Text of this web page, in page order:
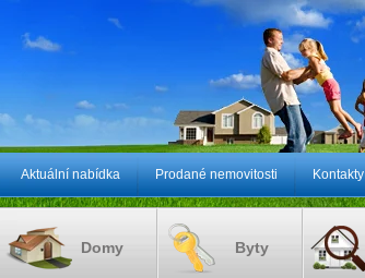
Aktuální nabídka Prodané nemovitosti Kontakty
Domy Byty